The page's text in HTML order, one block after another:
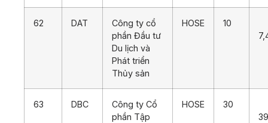
62 DAT
Công ty cổ
phần Đầu tư
Du lịch và
Phát triển
Thủy sản
HOSE
10
63 DBC
Công ty Cổ
phần Tập
HOSE
30